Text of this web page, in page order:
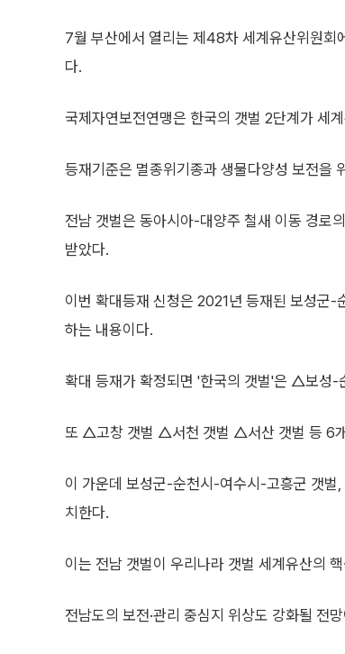
7월 부산에서 열리는 제48차 세계유산위원회
다.
국제자연보전연맹은 한국의 갯벌 2단계가 세
등재기준은 멸종위기종과 생물다양성 보전을
전남 갯벌은 동아시아-대양주 철새 이동 경로
받았다.
이번 확대등재 신청은 2021년 등재된 보성군-
하는 내용이다.
확대 등재가 확정되면 '한국의 갯벌'은 △보
또 △고창 갯벌 △서천 갯벌 △서산 갯벌 등 6
이 가운데 보성군-순천시-여수시-고흥군 갯벌
치한다.
이는 전남 갯벌이 우리나라 갯벌 세계유산의
전남도의 보전·관리 중심지 위상도 강화될 전